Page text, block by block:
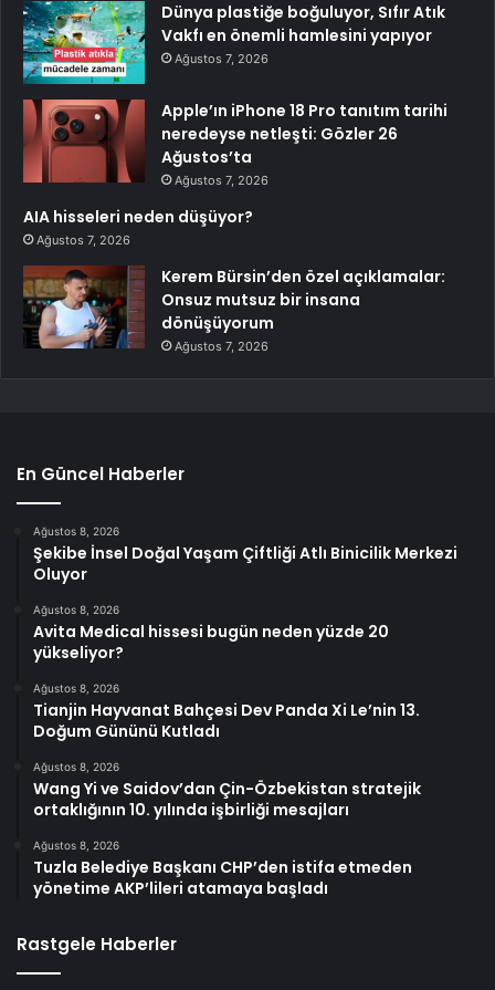
Dünya plastiğe boğuluyor, Sıfır Atık
Vakfı en önemli hamlesini yapıyor
Ağustos 7, 2026
Apple’ın iPhone 18 Pro tanıtım tarihi
neredeyse netleşti: Gözler 26
Ağustos’ta
Ağustos 7, 2026
AIA hisseleri neden düşüyor?
Ağustos 7, 2026
Kerem Bürsin’den özel açıklamalar:
Onsuz mutsuz bir insana
dönüşüyorum
Ağustos 7, 2026
En Güncel Haberler
Ağustos 8, 2026
Şekibe İnsel Doğal Yaşam Çiftliği Atlı Binicilik Merkezi
Oluyor
Ağustos 8, 2026
Avita Medical hissesi bugün neden yüzde 20
yükseliyor?
Ağustos 8, 2026
Tianjin Hayvanat Bahçesi Dev Panda Xi Le’nin 13.
Doğum Gününü Kutladı
Ağustos 8, 2026
Wang Yi ve Saidov’dan Çin-Özbekistan stratejik
ortaklığının 10. yılında işbirliği mesajları
Ağustos 8, 2026
Tuzla Belediye Başkanı CHP’den istifa etmeden
yönetime AKP’lileri atamaya başladı
Rastgele Haberler